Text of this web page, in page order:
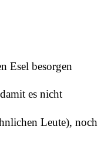
Esel besorgen
es nicht
Leute), noch